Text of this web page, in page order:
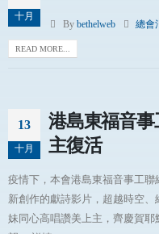
十月
By bethelweb 總會
READ MORE...
13
十月
港島東福音
主復活
疫情下，本會港島東福音事工聯
新創作的獻詩影片，超越時空
妹同心高唱讚美上主，齊慶賀